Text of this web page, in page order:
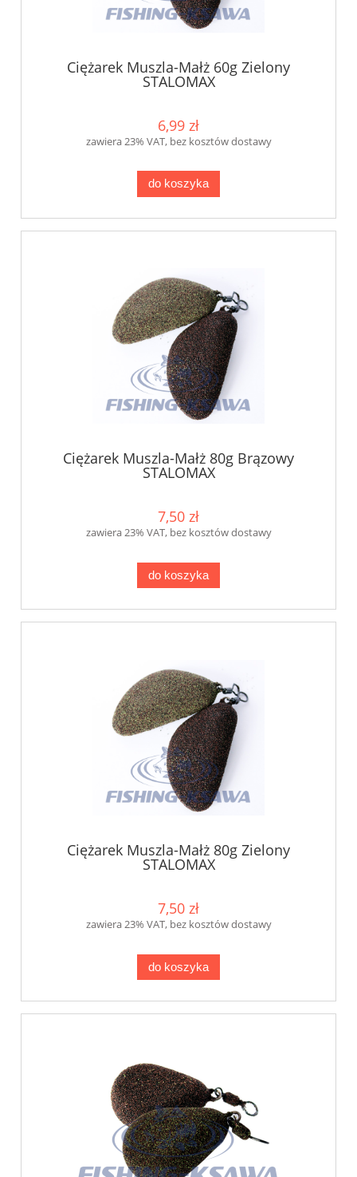
Ciężarek Muszla-Małż 60g Zielony
STALOMAX
6,99 zł
zawiera 23% VAT, bez kosztów dostawy
do koszyka
Ciężarek Muszla-Małż 80g Brązowy
STALOMAX
7,50 zł
zawiera 23% VAT, bez kosztów dostawy
do koszyka
Ciężarek Muszla-Małż 80g Zielony
STALOMAX
7,50 zł
zawiera 23% VAT, bez kosztów dostawy
do koszyka